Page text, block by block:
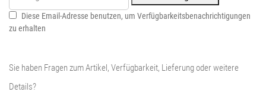
Diese Email-Adresse benutzen, um Verfügbarkeitsbenachrichtigungen
zu erhalten
Sie haben Fragen zum Artikel, Verfügbarkeit, Lieferung oder weitere
Details?